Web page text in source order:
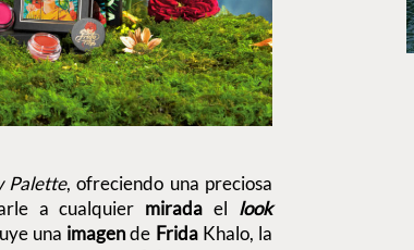
Palette, ofreciendo una preciosa
a cualquier mirada el look
una imagende FridaKhalo, la